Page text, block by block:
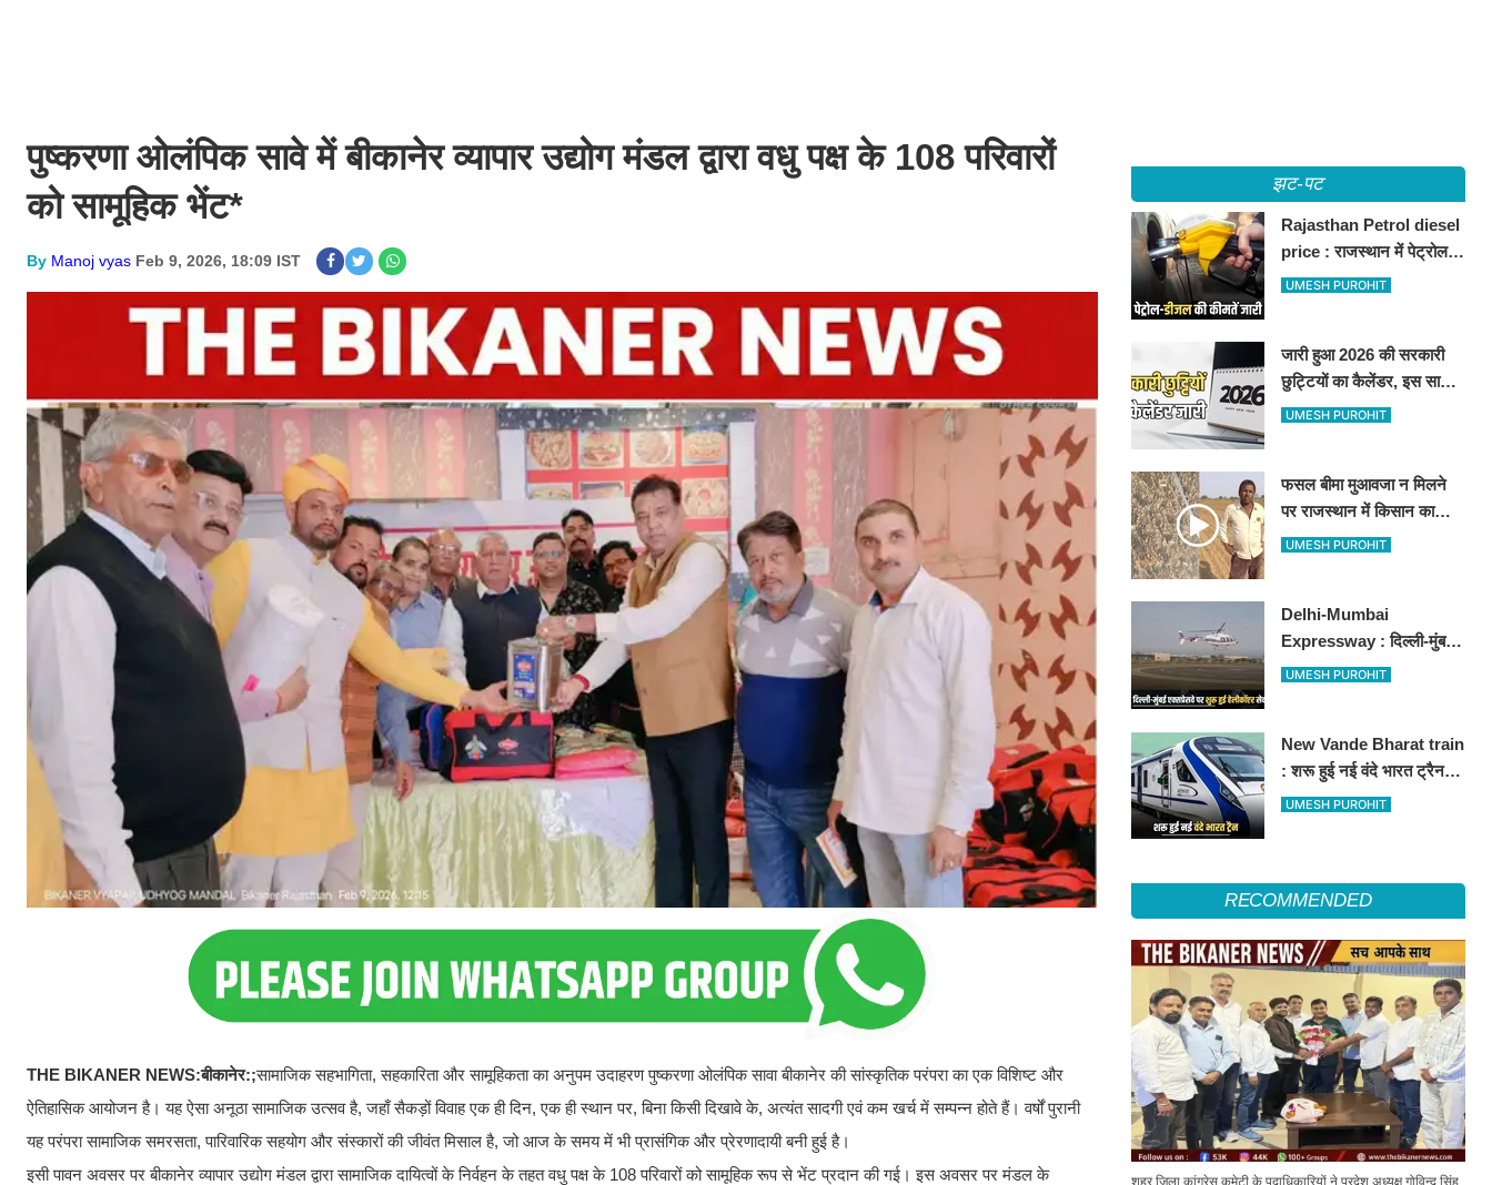
पुष्करणा ओलंपिक सावे में बीकानेर व्यापार उद्योग मंडल द्वारा वधु पक्ष के 108 परिवारों
को सामूहिक भेंट*
By Manoj vyas Feb 9, 2026, 18:09 IST
THE BIKANER NEWS:बीकानेर:;सामाजिक सहभागिता, सहकारिता और सामूहिकता का अनुपम उदाहरण पुष्करणा ओलंपिक सावा बीकानेर की सांस्कृतिक परंपरा का एक विशिष्ट और
ऐतिहासिक आयोजन है। यह ऐसा अनूठा सामाजिक उत्सव है, जहाँ सैकड़ों विवाह एक ही दिन, एक ही स्थान पर, बिना किसी दिखावे के, अत्यंत सादगी एवं कम खर्च में सम्पन्न होते हैं। वर्षों पुरानी
यह परंपरा सामाजिक समरसता, पारिवारिक सहयोग और संस्कारों की जीवंत मिसाल है, जो आज के समय में भी प्रासंगिक और प्रेरणादायी बनी हुई है।
इसी पावन अवसर पर बीकानेर व्यापार उद्योग मंडल द्वारा सामाजिक दायित्वों के निर्वहन के तहत वधु पक्ष के 108 परिवारों को सामूहिक रूप से भेंट प्रदान की गई। इस अवसर पर मंडल के
झट-पट
Rajasthan Petrol diesel
price : राजस्थान में पेट्रोल-
डीजल की कीमतें जारी, जानिए
UMESH PUROHIT
जारी हुआ 2026 की सरकारी
छुट्टियों का कैलेंडर, इस साल
कई बार मिलेगा लगातार
UMESH PUROHIT
फसल बीमा मुआवजा न मिलने
पर राजस्थान में किसान का
अनोखा विरोध, खेतों में बो दिए
UMESH PUROHIT
Delhi-Mumbai
Expressway : दिल्ली-मुंबई
एक्सप्रेसवे पर अब मिलेगी ये
UMESH PUROHIT
New Vande Bharat train
: शरू हुई नई वंदे भारत ट्रैन,
तीन राज्यों के लाखों लोगों का
UMESH PUROHIT
RECOMMENDED
शहर जिला कांग्रेस कमेटी के पदाधिकारियों ने प्रदेश अध्यक्ष गोविन्द सिंह